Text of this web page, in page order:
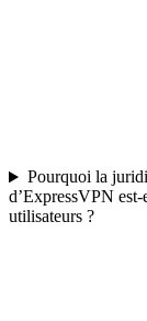
Pourquoi la
d’ExpressVPN
utilisateurs ?